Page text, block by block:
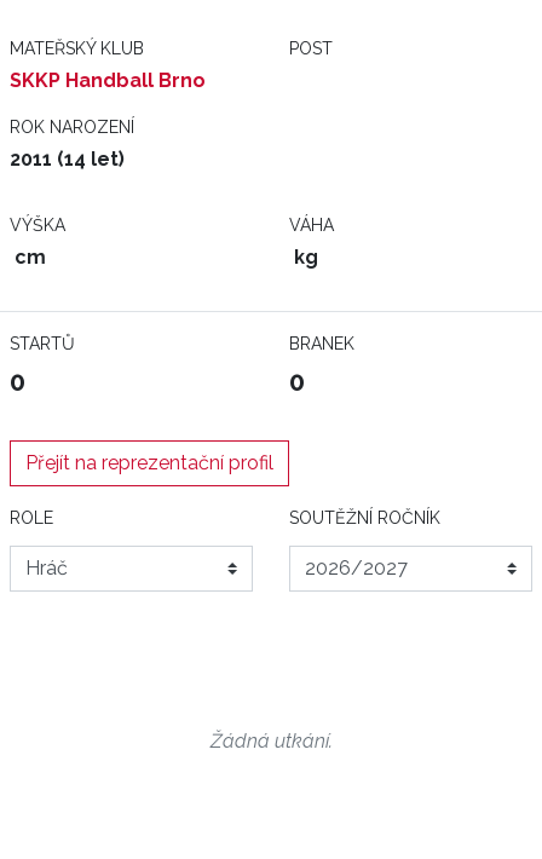
MATEŘSKÝ KLUB
SKKP Handball Brno
POST
ROK NAROZENÍ
2011 (14 let)
VÝŠKA
cm
VÁHA
kg
STARTŮ
0
BRANEK
0
Přejít na reprezentační profil
ROLE SOUTĚŽNÍ ROČNÍK
Žádná utkání.